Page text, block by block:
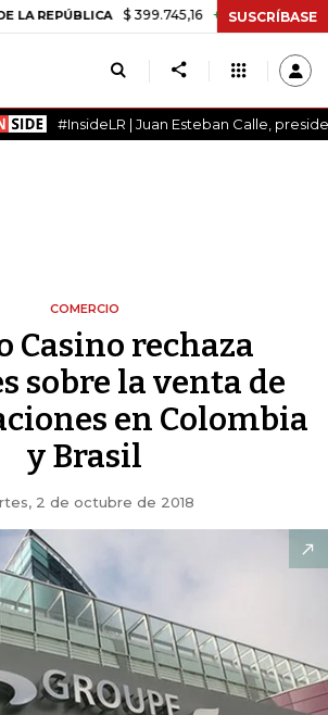
$ 399.745,16 +$ 2.295,71 +0,58%
SUSCRÍBASE
#InsideLR | Juan Esteban Calle,
COMERCIO
Casino rechaza
sobre la venta de
en Colombia
y Brasil
2 de octubre de 2018